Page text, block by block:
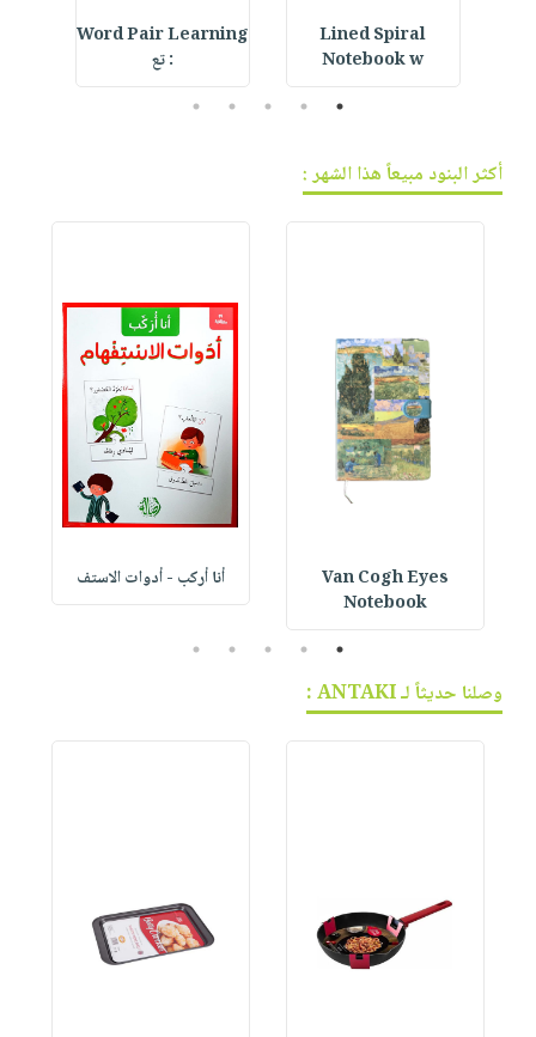
Lined Spiral
Notebook w
Word Pair Learning
: تع
1
2
3
4
5
أكثر البنود مبيعاً هذا الشهر :
Van Cogh Eyes
Notebook
أنا أركب - أدوات الاستف
1
2
3
4
5
وصلنا حديثاً لـ ANTAKI :